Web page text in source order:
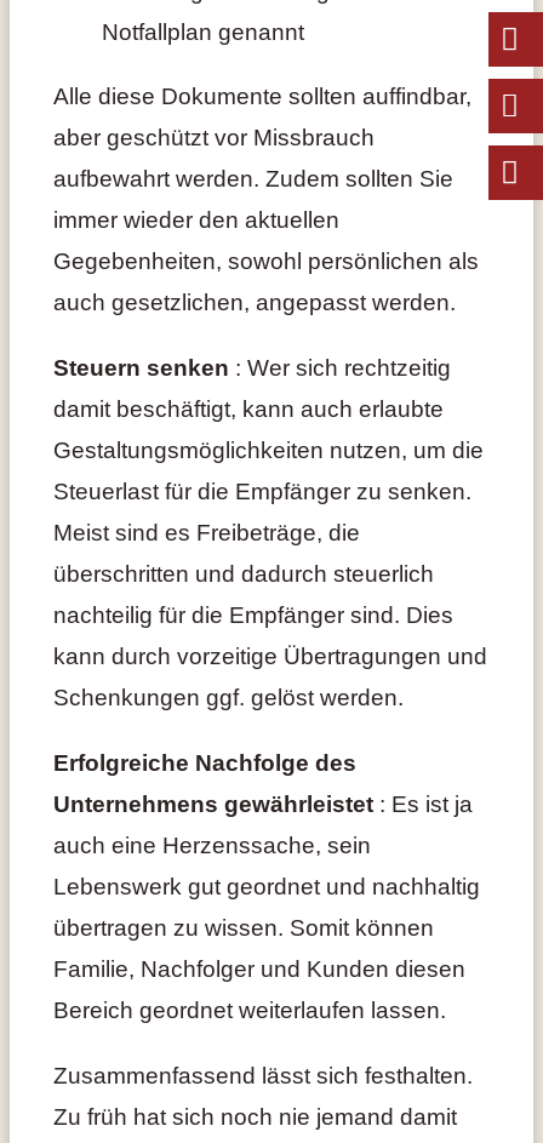
Notfallplan genannt
Alle diese Dokumente sollten auffindbar,
aber geschützt vor Missbrauch
aufbewahrt werden. Zudem sollten Sie
immer wieder den aktuellen
Gegebenheiten, sowohl persönlichen als
auch gesetzlichen, angepasst werden.
Steuern senken : Wer sich rechtzeitig
damit beschäftigt, kann auch erlaubte
Gestaltungsmöglichkeiten nutzen, um die
Steuerlast für die Empfänger zu senken.
Meist sind es Freibeträge, die
überschritten und dadurch steuerlich
nachteilig für die Empfänger sind. Dies
kann durch vorzeitige Übertragungen und
Schenkungen ggf. gelöst werden.
Erfolgreiche Nachfolge des
Unternehmens gewährleistet: Es ist ja
auch eine Herzenssache, sein
Lebenswerk gut geordnet und nachhaltig
übertragen zu wissen. Somit können
Familie, Nachfolger und Kunden diesen
Bereich geordnet weiterlaufen lassen.
Zusammenfassend lässt sich festhalten.
Zu früh hat sich noch nie jemand damit